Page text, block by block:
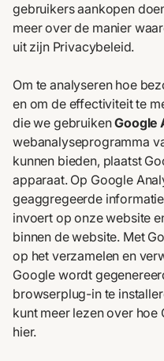
gebruikers aankopen
meer over de manier
uit zijn Privacybeleid.
Om te analyseren hoe
en om de effectiviteit te
die we gebruikenGoogle
webanalyseprogramma
kunnen bieden, plaatst
apparaat. Op Google
geaggregeerde
invoert op onze website
binnen de website. Met
op het verzamelen en
Google wordt
browserplug-in te
kunt meer lezen over
hier.